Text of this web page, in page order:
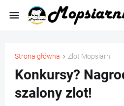
Strona główna Zlot Mopsiarni
Konkursy?
szalony zlot!